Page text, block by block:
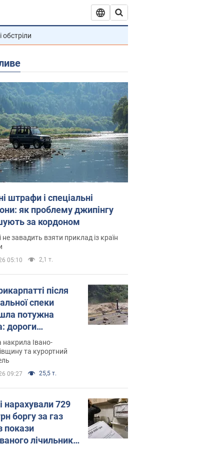
обстріли
штрафи і спеціальні
як проблему джипінгу
за кордоном
не завадить взяти приклад із країн
05:10 2,1 т.
після
спеки
потужна
дороги
на
Відео
накрила Івано-
та курортний
09:27 25,5 т.
нарахували 729
боргу за газ
покази
лічильника: